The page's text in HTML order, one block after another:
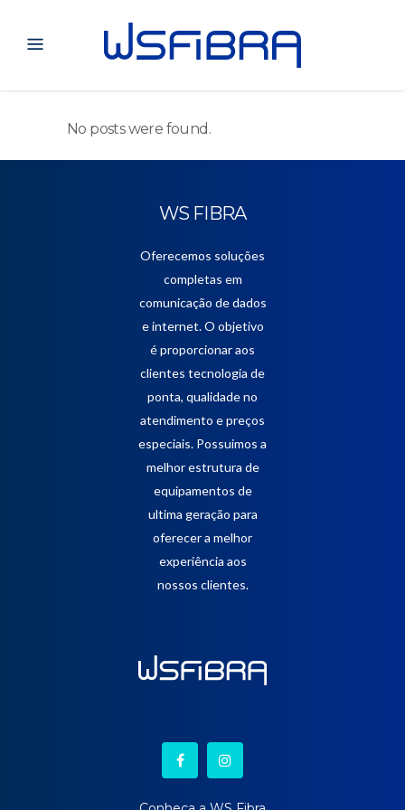
No posts were found.
WS FIBRA
Oferecemos soluções
completas em
comunicação de dados
e internet. O objetivo
é proporcionar aos
clientes tecnologia de
ponta, qualidade no
atendimento e preços
especiais. Possuimos a
melhor estrutura de
equipamentos de
ultima geração para
oferecer a melhor
experiência aos
nossos clientes.